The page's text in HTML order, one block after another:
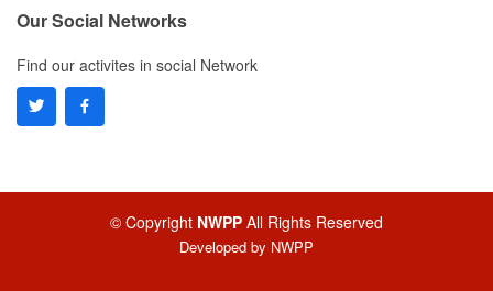
Our Social Networks
Find our activites in social Network
© Copyright NWPP All Rights Reserved
Developed by NWPP